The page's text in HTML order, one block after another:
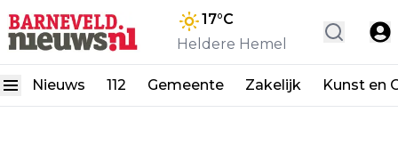
17°C
Heldere Hemel
Nieuws 112 Gemeente Zakelijk Kunst en